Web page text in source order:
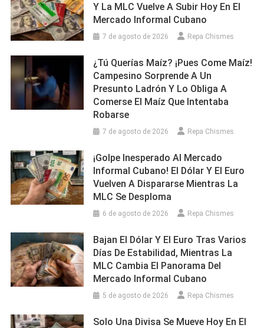
Y La MLC Vuelve A Subir Hoy En El
Mercado Informal Cubano
7 de agosto de 2026 Repa Chismes
¿Tú Querías Maíz? ¡Pues Come Maíz!
Campesino Sorprende A Un
Presunto Ladrón Y Lo Obliga A
Comerse El Maíz Que Intentaba
Robarse
7 de agosto de 2026 Repa Chismes
¡Golpe Inesperado Al Mercado
Informal Cubano! El Dólar Y El Euro
Vuelven A Dispararse Mientras La
MLC Se Desploma
6 de agosto de 2026 Repa Chismes
Bajan El Dólar Y El Euro Tras Varios
Días De Estabilidad, Mientras La
MLC Cambia El Panorama Del
Mercado Informal Cubano
5 de agosto de 2026 Repa Chismes
Solo Una Divisa Se Mueve Hoy En El